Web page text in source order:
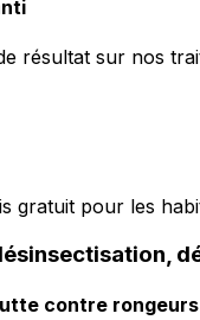
résultat sur nos
gratuit pour les
contre rongeurs